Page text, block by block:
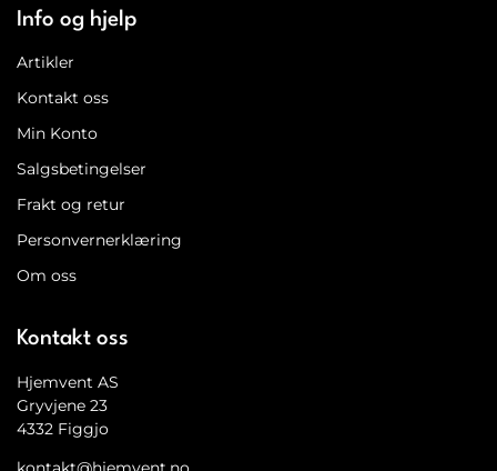
Info og hjelp
Artikler
Kontakt oss
Min Konto
Salgsbetingelser
Frakt og retur
Personvernerklæring
Om oss
Kontakt oss
Hjemvent AS
Gryvjene 23
4332 Figgjo